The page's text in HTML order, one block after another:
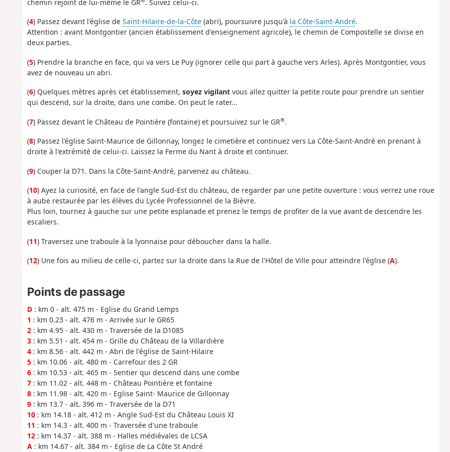
chemin rejoint de lui-même le GR . Suivez celui-ci.
(4) Passez devant l'église de Saint-Hilaire-de-la-Côte(abri), poursuivre jusqu'à la Côte-Saint-André.
Attention : avant Montgontier (ancien établissement d'enseignement agricole), le chemin de Compostelle se divise en
deux parties.
(5) Prendre la branche en face, qui va vers Le Puy (ignorer celle qui part à gauche vers Arles). Après Montgontier, vous
avez de nouveau un abri.
(6) Quelques mètres après cet établissement, soyez vigilantvous allez quitter la petite route pour prendre un sentier
qui descend, sur la droite, dans une combe. On peut le rater...
(7) Passez devant le Château de Pointière (fontaine) et poursuivez sur le GR®.
(8) Passez l'église Saint-Maurice de Gillonnay, longez le cimetière et continuez vers La Côte-Saint-André en prenant à
droite à l'extrémité de celui-ci. Laissez la Ferme du Nant à droite et continuer.
(9) Couper la D71. Dans la Côte-Saint-André, parvenez au château.
(10) Ayez la curiosité, en face de l'angle Sud-Est du château, de regarder par une petite ouverture : vous verrez une roue
à aube restaurée par les élèves du Lycée Professionnel de la Bièvre.
Plus loin, tournez à gauche sur une petite esplanade et prenez le temps de profiter de la vue avant de descendre les
escaliers.
(11) Traversez une traboule à la lyonnaise pour déboucher dans la halle.
(12) Une fois au milieu de celle-ci, partez sur la droite dans la Rue de l'Hôtel de Ville pour atteindre l'église (A).
Points de passage
D: km 0 - alt. 475 m - Eglise du Grand Lemps
1 : km 0.23 - alt. 476 m - Arrivée sur le GR65
2: km 4.95 - alt. 430 m - Traversée de la D1085
3: km 5.51 - alt. 454 m - Grille du Château de la Villardière
4: km 8.56 - alt. 442 m - Abri de l'église de Saint-Hilaire
5: km 10.06 - alt. 480 m - Carrefour des 2 GR
6: km 10.53 - alt. 465 m - Sentier qui descend dans une combe
7: km 11.02 - alt. 448 m - Château Pointière et fontaine
8: km 11.98 - alt. 420 m - Eglise Saint- Maurice de Gillonnay
9: km 13.7 - alt. 396 m - Traversée de la D71
10: km 14.18 - alt. 412 m - Angle Sud-Est du Château Louis XI
11 : km 14.3 - alt. 400 m - Traversée d'une traboule
12: km 14.37 - alt. 388 m - Halles médiévales de LCSA
A: km 14.67 - alt. 384 m - Eglise de La Côte St André